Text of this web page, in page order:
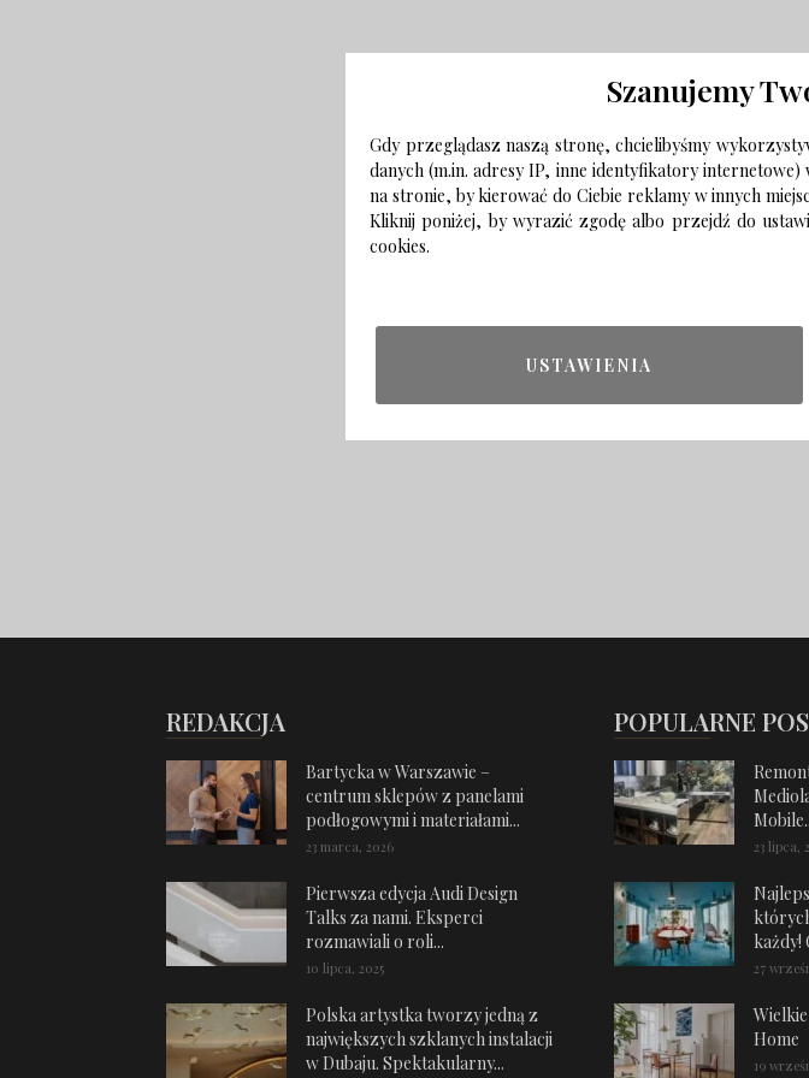
REDAKCJA
Bartycka w Warszawie –
centrum sklepów z panelami
podłogowymi i materiałami...
23 marca, 2026
Pierwsza edycja Audi Design
Talks za nami. Eksperci
rozmawiali o roli...
10 lipca, 2025
Polska artystka tworzy jedną z
największych szklanych instalacji
w Dubaju. Spektakularny...
POPULARNE
23 lipca,
każdy!
27
Home
19
Szanujemy
Gdy przeglądasz naszą stronę, chcielibyśmy
danych (m.in. adresy IP, inne identyfikatory
na stronie, by kierować do Ciebie reklamy w innych
Kliknij poniżej, by wyrazić zgodę albo przejdź do
cookies.
USTAWIENIA